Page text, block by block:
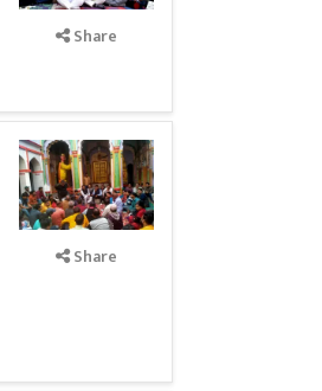
Share
Share